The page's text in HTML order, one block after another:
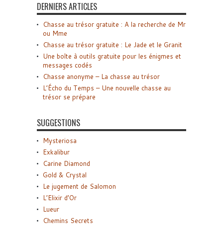
DERNIERS ARTICLES
Chasse au trésor gratuite : A la recherche de Mr
ou Mme
Chasse au trésor gratuite : Le Jade et le Granit
Une boîte à outils gratuite pour les énigmes et
messages codés
Chasse anonyme – La chasse au trésor
L’Écho du Temps – Une nouvelle chasse au
trésor se prépare
SUGGESTIONS
Mysteriosa
Exkalibur
Carine Diamond
Gold & Crystal
Le jugement de Salomon
L’Elixir d’Or
Lueur
Chemins Secrets